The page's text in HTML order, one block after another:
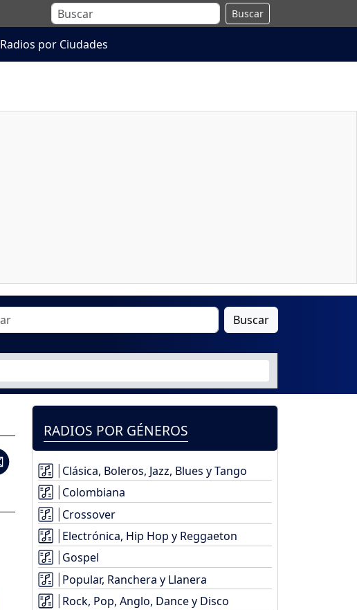
Buscar
Radios por Ciudades
Buscar
RADIOS POR GÉNEROS
Clásica, Boleros, Jazz, Blues y Tango
Colombiana
Crossover
Electrónica, Hip Hop y Reggaeton
Gospel
Popular, Ranchera y Llanera
Rock, Pop, Anglo, Dance y Disco